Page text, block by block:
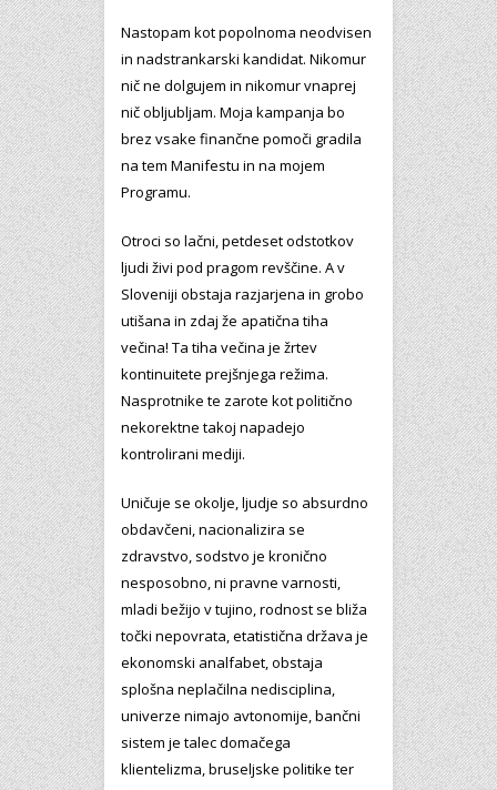
Nastopam kot popolnoma neodvisen
in nadstrankarski kandidat. Nikomur
nič ne dolgujem in nikomur vnaprej
nič obljubljam. Moja kampanja bo
brez vsake finančne pomoči gradila
na tem Manifestu in na mojem
Programu.
Otroci so lačni, petdeset odstotkov
ljudi živi pod pragom revščine. A v
Sloveniji obstaja razjarjena in grobo
utišana in zdaj že apatična tiha
večina! Ta tiha večina je žrtev
kontinuitete prejšnjega režima.
Nasprotnike te zarote kot politično
nekorektne takoj napadejo
kontrolirani mediji.
Uničuje se okolje, ljudje so absurdno
obdavčeni, nacionalizira se
zdravstvo, sodstvo je kronično
nesposobno, ni pravne varnosti,
mladi bežijo v tujino, rodnost se bliža
točki nepovrata, etatistična država je
ekonomski analfabet, obstaja
splošna neplačilna nedisciplina,
univerze nimajo avtonomije, bančni
sistem je talec domačega
klientelizma, bruseljske politike ter